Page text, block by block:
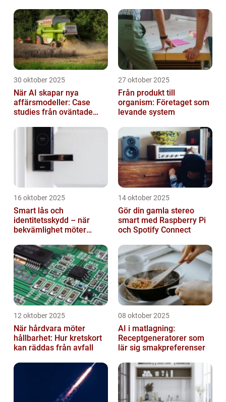
30 oktober 2025
När AI skapar nya
affärsmodeller: Case
studies från oväntade
27 oktober 2025
Från produkt till
organism: Företaget som
levande system
16 oktober 2025
Smart lås och
identitetsskydd – när
bekvämlighet möter
14 oktober 2025
Gör din gamla stereo
smart med Raspberry Pi
och Spotify Connect
12 oktober 2025
När hårdvara möter
hållbarhet: Hur kretskort
kan räddas från avfall
08 oktober 2025
AI i matlagning:
Receptgeneratorer som
lär sig smakpreferenser